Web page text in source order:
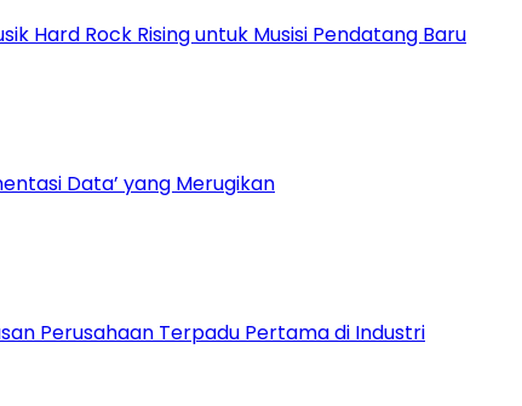
Hard Rock Rising untuk Musisi Pendatang Baru
Data’ yang Merugikan
Perusahaan Terpadu Pertama di Industri